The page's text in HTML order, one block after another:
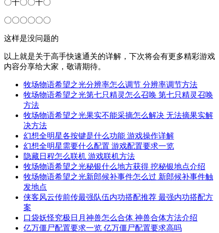
〇十〇〇十〇
〇〇〇〇〇〇
这样是没问题的
以上就是关于高手快速通关的详解，下次将会有更多精彩游戏
内容分享给大家，敬请期待。
牧场物语希望之光分辨率怎么调节 分辨率调节方法
牧场物语希望之光第七只精灵怎么召唤 第七只精灵召唤
方法
牧场物语希望之光果实不能采摘怎么解决 无法摘果实解
决方法
幻想全明星各按键是什么功能 游戏操作详解
幻想全明星需要什么配置 游戏配置要求一览
隐藏日程怎么联机 游戏联机方法
牧场物语希望之光秘银什么地方获得 挖秘银地点介绍
牧场物语希望之光新郎候补事件怎么过 新郎候补事件触
发地点
侠客风云传前传最强队伍内功搭配推荐 最强内功搭配方
案
口袋妖怪究极日月神兽怎么合体 神兽合体方法介绍
亿万僵尸配置要求一览 亿万僵尸配置要求高吗